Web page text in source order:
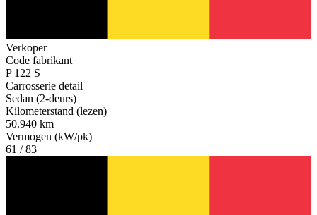
Verkoper
Code fabrikant
P 122 S
Carrosserie detail
Sedan (2-deurs)
Kilometerstand (lezen)
50.940 km
Vermogen (kW/pk)
61 / 83